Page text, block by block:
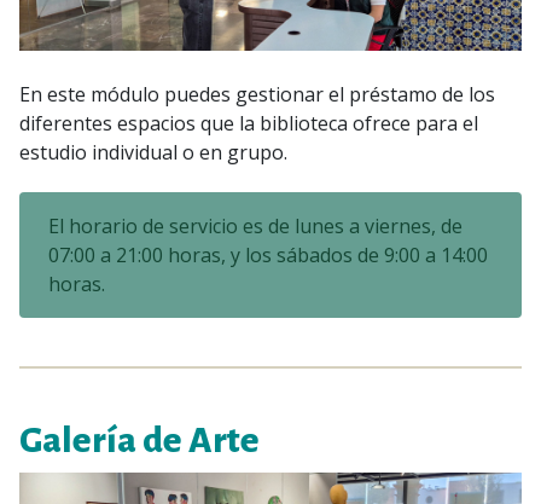
En este módulo puedes gestionar el préstamo de los
diferentes espacios que la biblioteca ofrece para el
estudio individual o en grupo.
El horario de servicio es de lunes a viernes, de
07:00 a 21:00 horas, y los sábados de 9:00 a 14:00
horas.
Galería de Arte